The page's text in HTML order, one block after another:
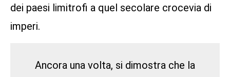
dei paesi limitrofi a quel secolare crocevia di
imperi.
Ancora una volta, si dimostra che la